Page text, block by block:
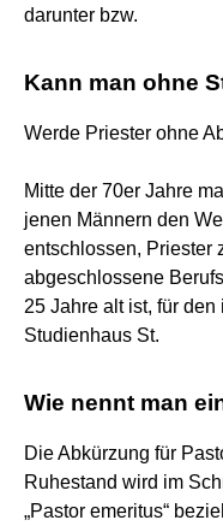
darunter bzw.
Kann man ohne
Werde Priester ohne
Mitte der 70er Jahre
jenen Männern den
entschlossen, Priester
abgeschlossene
25 Jahre alt ist, für
Studienhaus St.
Wie nennt man
Die Abkürzung für
Ruhestand wird im
„Pastor emeritus“